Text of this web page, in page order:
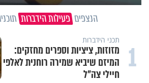
הנצפים פעילות הידברות
1 תכני הידברות
מזוזות, ציציות וספרים מחזקים:
המיזם שיביא שמירה רוחנית לאלפי
חיילי צה"ל